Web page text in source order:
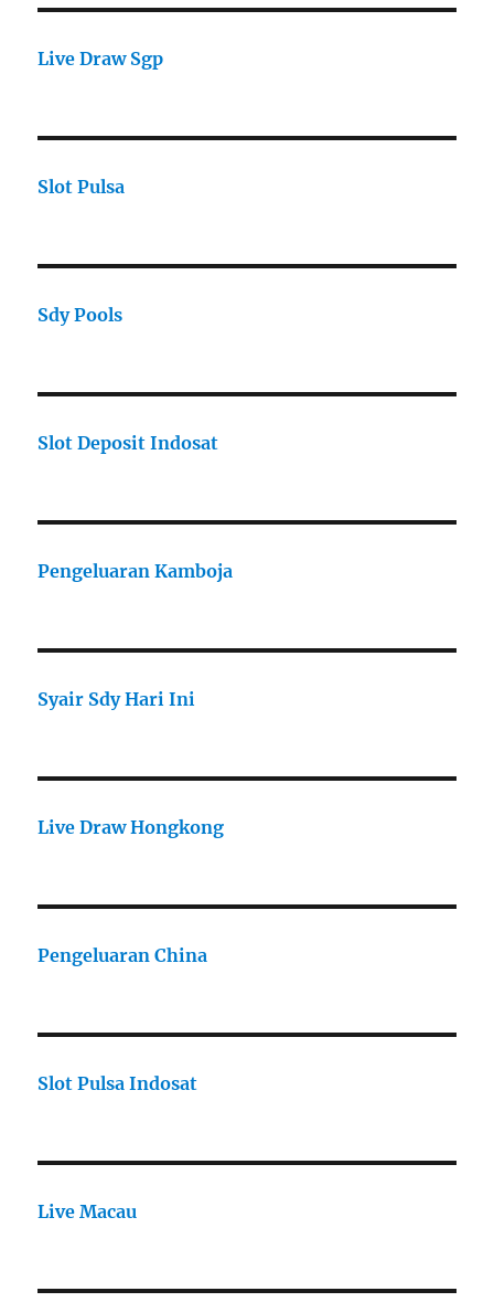
Live Draw Sgp
Slot Pulsa
Sdy Pools
Slot Deposit Indosat
Pengeluaran Kamboja
Syair Sdy Hari Ini
Live Draw Hongkong
Pengeluaran China
Slot Pulsa Indosat
Live Macau